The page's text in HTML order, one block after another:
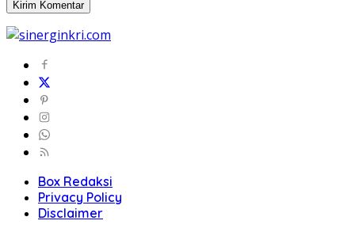
Box Redaksi
Privacy Policy
Disclaimer